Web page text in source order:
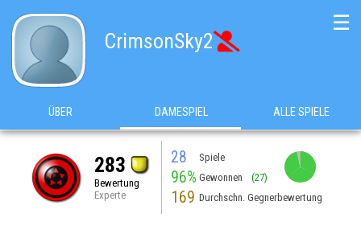
CrimsonSky2
☰
ÜBER DAMESPIEL ALLE SPIELE
283
Bewertung
Experte
28 Spiele
96% Gewonnen (27)
169 Durchschn. Gegnerbewertung